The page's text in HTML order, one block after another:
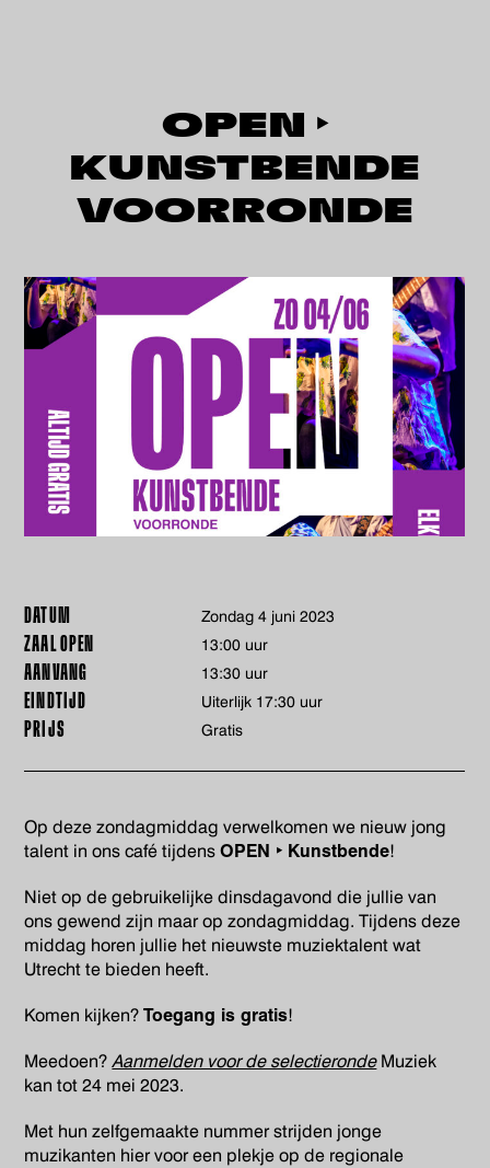
OPEN ‣
KUNSTBENDE
VOORRONDE
DATUM zondag 4 juni 2023
ZAAL OPEN 13:00 uur
AANVANG 13:30 uur
EINDTIJD Uiterlijk 17:30 uur
PRIJS Gratis
Op deze zondagmiddag verwelkomen we nieuw jong
talent in ons café tijdensOPEN ‣ Kunstbende!
Niet op de gebruikelijke dinsdagavond die jullie van
ons gewend zijn maar op zondagmiddag. Tijdens deze
middag horen jullie het nieuwste muziektalent wat
Utrecht te bieden heeft.
Komen kijken?Toegang is gratis!
Meedoen?Aanmelden voor de selectierondeMuziek
kan tot 24 mei 2023.
Met hun zelfgemaakte nummer strijden jonge
muzikanten hier voor een plekje op de regionale